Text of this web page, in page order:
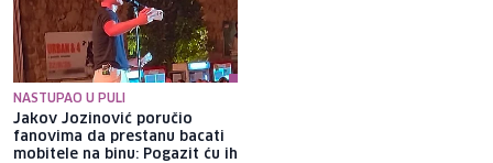
NASTUPAO U PULI
Jakov Jozinović poručio
fanovima da prestanu bacati
mobitele na binu: Pogazit ću ih